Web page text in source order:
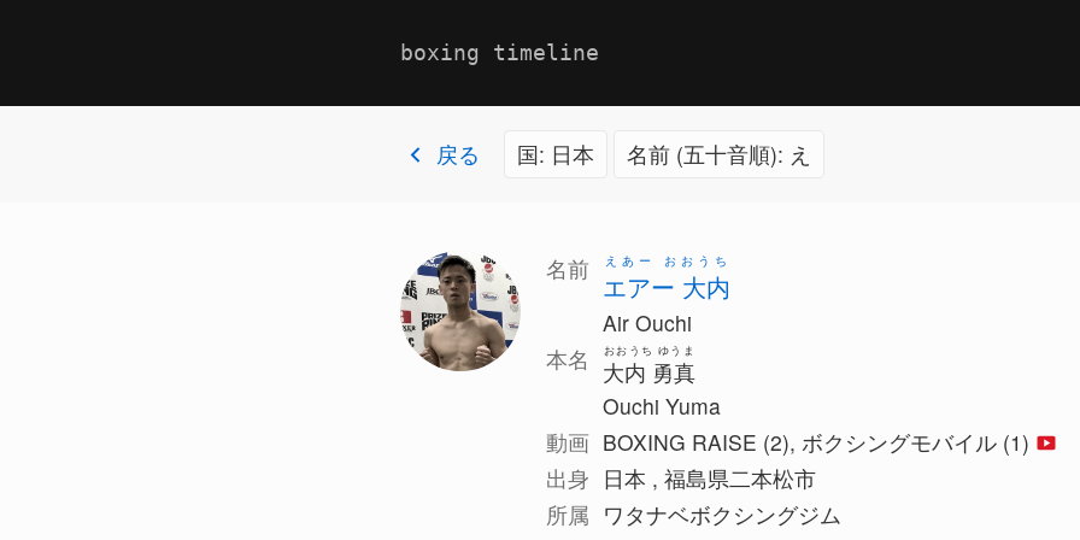
boxing timeline
戻る 国: 日本 名前 (五十音順): え
名前
エアー 大内
えあー おおうち
Air Ouchi
本名 大内 勇真
おおうち ゆうま
Ouchi Yuma
動画 BOXING RAISE (2), ボクシングモバイル (1)
出身 日本 , 福島県二本松市
所属 ワタナベボクシングジム